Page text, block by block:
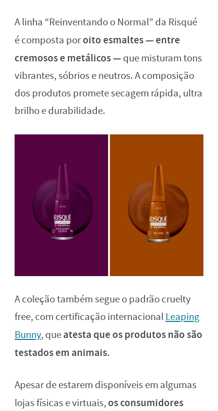
A linha “Reinventando o Normal” da Risqué
é composta poroito esmaltes — entre
cremosos e metálicos — que misturam tons
vibrantes, sóbrios e neutros. A composição
dos produtos promete secagem rápida, ultra
brilho e durabilidade.
A coleção também segue o padrão cruelty
free, com certificação internacionalLeaping
Bunny, queatesta que os produtos não são
testados em animais.
Apesar de estarem disponíveis em algumas
lojas físicas e virtuais, os consumidores